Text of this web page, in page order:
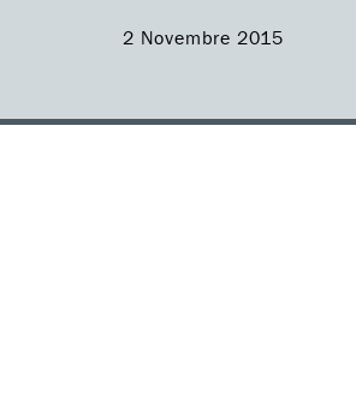
2 Novembre 2015